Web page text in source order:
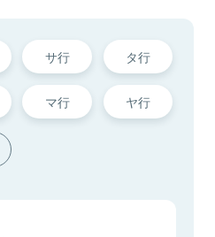
サ行 タ行
マ行 ヤ行